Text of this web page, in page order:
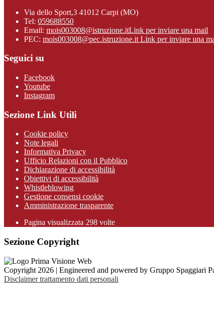
Via dello Sport,3 41012 Carpi (MO)
Tel: 059688550
Email: mois003008@istruzione.itLink per inviare una mail
PEC: mois003008@pec.istruzione.it Link per inviare una
Seguici su
Facebook
Youtube
Instagram
Sezione Link Utili
Cookie policy
Note legali
Informativa Privacy
Ufficio Relazioni con il Pubblico
Dichiarazione di accessibilità
Obiettivi di accessibilità
Whistleblowing
Gestione consensi cookie
Amministrazione trasparente
Pagina visualizzata 298 volte
Sezione Copyright
Copyright 2026 | Engineered and powered by Gruppo Spaggiari
Disclaimer trattamento dati personali